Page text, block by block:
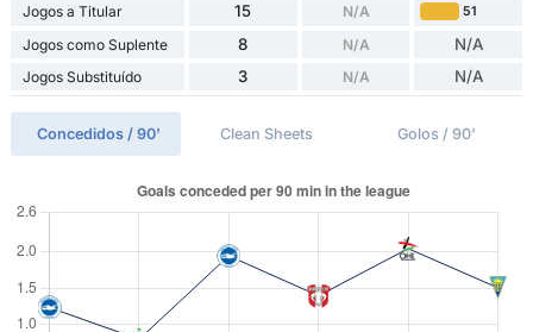
Jogos a Titular 15 N/A 51
Jogos como Suplente 8 N/A N/A
Jogos Substituído 3 N/A N/A
Concedidos / 90' Clean Sheets Golos / 90'